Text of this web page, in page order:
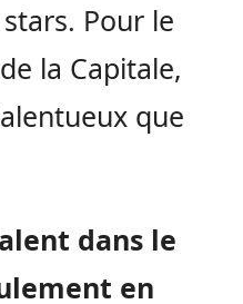
Pour le
la Capitale,
que
dans le
en